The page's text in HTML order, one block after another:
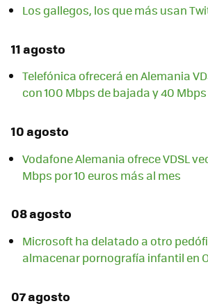
Los gallegos, los que más usan
11 agosto
Telefónica ofrecerá en Alemania
con 100 Mbps de bajada y 40
10 agosto
Vodafone Alemania ofrece VDSL
Mbps por 10 euros más al mes
08 agosto
Microsoft ha delatado a otro
almacenar pornografía infantil en
07 agosto